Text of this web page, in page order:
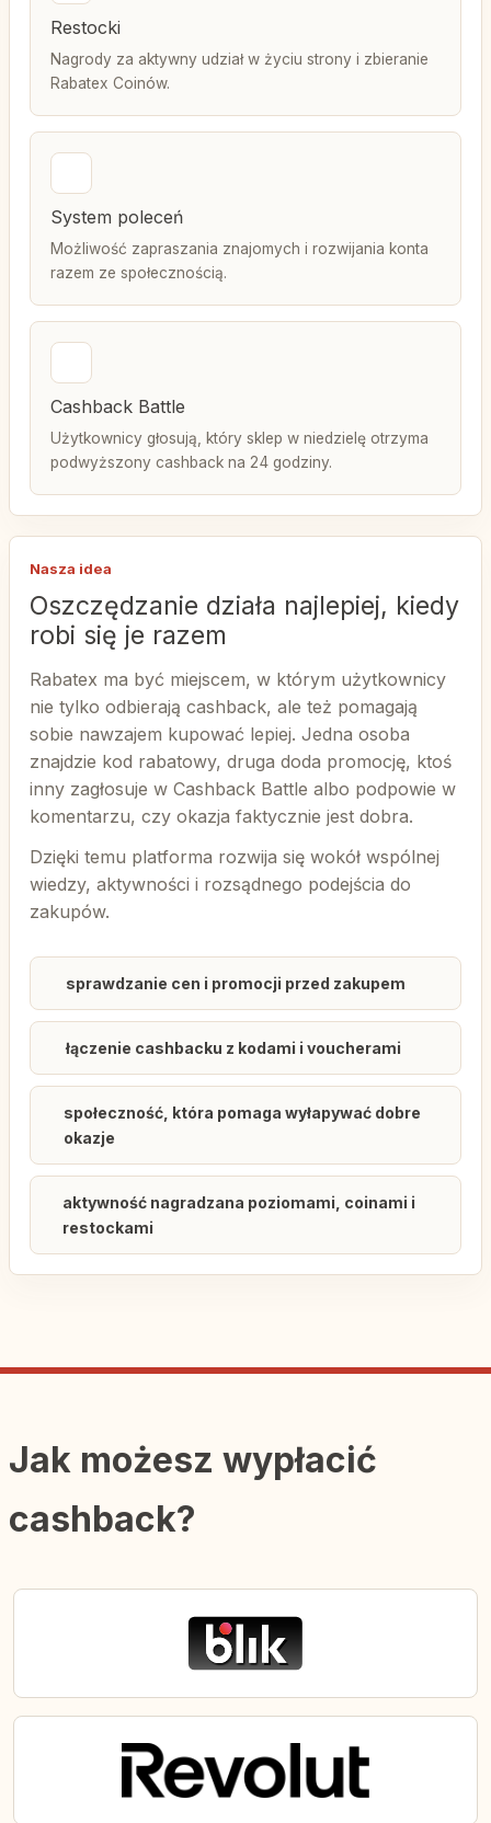
Restocki
Nagrody za aktywny udział w życiu strony i zbieranie
Rabatex Coinów.
System poleceń
Możliwość zapraszania znajomych i rozwijania konta
razem ze społecznością.
Cashback Battle
Użytkownicy głosują, który sklep w niedzielę otrzyma
podwyższony cashback na 24 godziny.
Nasza idea
Oszczędzanie działa najlepiej, kiedy
robi się je razem
Rabatex ma być miejscem, w którym użytkownicy
nie tylko odbierają cashback, ale też pomagają
sobie nawzajem kupować lepiej. Jedna osoba
znajdzie kod rabatowy, druga doda promocję, ktoś
inny zagłosuje w Cashback Battle albo podpowie w
komentarzu, czy okazja faktycznie jest dobra.
Dzięki temu platforma rozwija się wokół wspólnej
wiedzy, aktywności i rozsądnego podejścia do
zakupów.
sprawdzanie cen i promocji przed zakupem
łączenie cashbacku z kodami i voucherami
społeczność, która pomaga wyłapywać dobre
okazje
aktywność nagradzana poziomami, coinami i
restockami
Jak możesz wypłacić
cashback?